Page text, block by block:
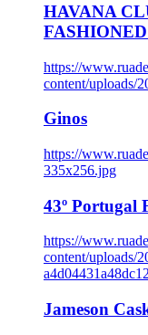
HAVANA
https://
content/uploads/
Ginos
https://
335x256.jpg
43º Portugal
https://
content/uploads/
Jameson